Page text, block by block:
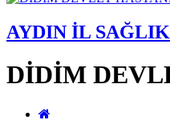
AYDIN İL
DİDİM